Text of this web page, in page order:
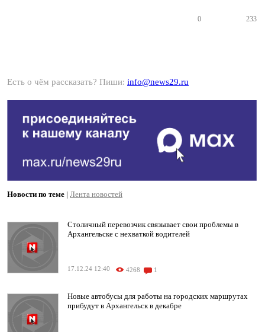
0 233
Есть о чём рассказать? Пиши: info@news29.ru
Новости по теме | Лента новостей
Столичный перевозчик связывает свои проблемы в
Архангельске с нехваткой водителей
17.12.24 12:40 4268 1
Новые автобусы для работы на городских маршрутах
прибудут в Архангельск в декабре